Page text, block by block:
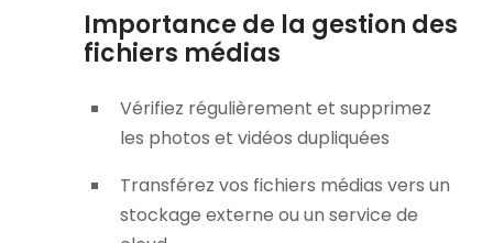
Importance de la gestion des
fichiers médias
Vérifiez régulièrement et supprimez
les photos et vidéos dupliquées
Transférez vos fichiers médias vers un
stockage externe ou un service de